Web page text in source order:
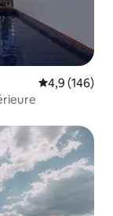
Évaluation
4,9 (146)